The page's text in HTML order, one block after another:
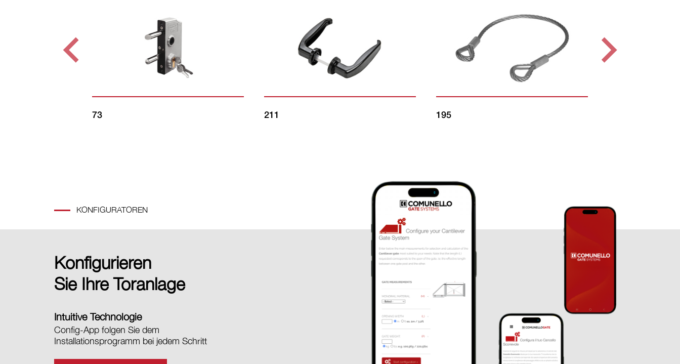
73 211 195
KONFIGURATOREN
Konfigurieren
Sie Ihre Toranlage
Intuitive Technologie
Config-App folgen Sie dem
Installationsprogramm bei jedem Schritt